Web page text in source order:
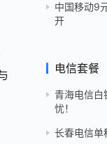
中国移动9
开
电信套餐
青海电信白
忧！
长春电信单